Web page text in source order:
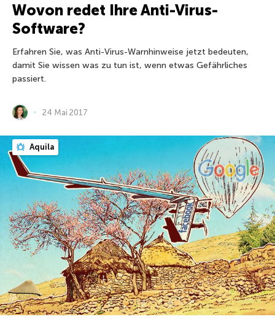
Wovon redet Ihre Anti-Virus-
Software?
Erfahren Sie, was Anti-Virus-Warnhinweise jetzt bedeuten,
damit Sie wissen was zu tun ist, wenn etwas Gefährliches
passiert.
24 Mai 2017
Aquila